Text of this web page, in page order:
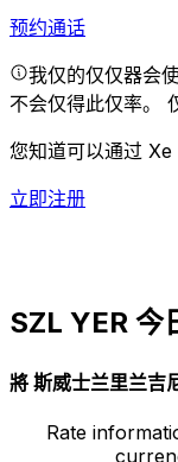
预约通话
我仅的仅仅器会
不会仅得此仅率。
您知道可以通过 Xe
立即注册
SZL YER 今
將 斯威士兰里兰吉
Rate